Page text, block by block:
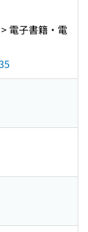
電子書籍・電